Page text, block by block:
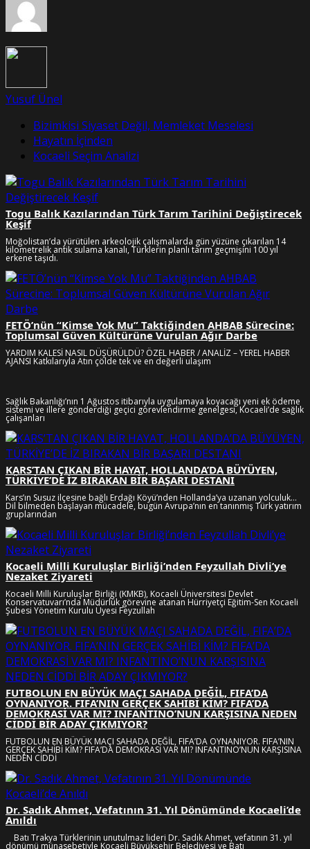
Yusuf Ünel
Bizimkisi Siyaset Değil, Memleket Meselesi
Hayatın İçinden
Kocaeli Seçim Analizi
Togu Balık Kazılarından Türk Tarım Tarihini Değiştirecek
Keşif
Moğolistan’da yürütülen arkeolojik çalışmalarda gün yüzüne çıkarılan 14
kilometrelik antik sulama kanalı, Türklerin planlı tarım geçmişini 100 yıl
erkene taşıdı.
FETÖ’nün “Kimse Yok Mu” Taktiğinden AHBAB Sürecine:
Toplumsal Güven Kültürüne Vurulan Ağır Darbe
YARDIM KALESİ NASIL DÜŞÜRÜLDÜ? ÖZEL HABER / ANALİZ – YEREL HABER
AJANSI Katkılarıyla Atın çölde tek ve en değerli ulaşım
Sağlık Bakanlığı’nın 1 Ağustos itibarıyla uygulamaya koyacağı yeni ek ödeme
sistemi ve illere gönderdiği geçici görevlendirme genelgesi, Kocaeli’de sağlık
çalışanları
KARS’TAN ÇIKAN BİR HAYAT, HOLLANDA’DA BÜYÜYEN,
TÜRKİYE’DE İZ BIRAKAN BİR BAŞARI DESTANI
Kars’ın Susuz ilçesine bağlı Erdağı Köyü’nden Hollanda’ya uzanan yolculuk…
Dil bilmeden başlayan mücadele, bugün Avrupa’nın en tanınmış Türk yatırım
gruplarından
Kocaeli Milli Kuruluşlar Birliği’nden Feyzullah Divli’ye
Nezaket Ziyareti
Kocaeli Milli Kuruluşlar Birliği (KMKB), Kocaeli Üniversitesi Devlet
Konservatuvarı’nda Müdürlük görevine atanan Hürriyetçi Eğitim-Sen Kocaeli
Şubesi Yönetim Kurulu Üyesi Feyzullah
FUTBOLUN EN BÜYÜK MAÇI SAHADA DEĞİL, FIFA’DA
OYNANIYOR. FIFA’NIN GERÇEK SAHİBİ KİM? FIFA’DA
DEMOKRASİ VAR MI? INFANTINO’NUN KARŞISINA NEDEN
CİDDİ BİR ADAY ÇIKMIYOR?
FUTBOLUN EN BÜYÜK MAÇI SAHADA DEĞİL, FIFA’DA OYNANIYOR. FIFA’NIN
GERÇEK SAHİBİ KİM? FIFA’DA DEMOKRASİ VAR MI? INFANTINO’NUN KARŞISINA
NEDEN CİDDİ
Dr. Sadık Ahmet, Vefatının 31. Yıl Dönümünde Kocaeli’de
Anıldı
Batı Trakya Türklerinin unutulmaz lideri Dr. Sadık Ahmet, vefatının 31. yıl
dönümü münasebetiyle Kocaeli Büyükşehir Belediyesi ve Batı